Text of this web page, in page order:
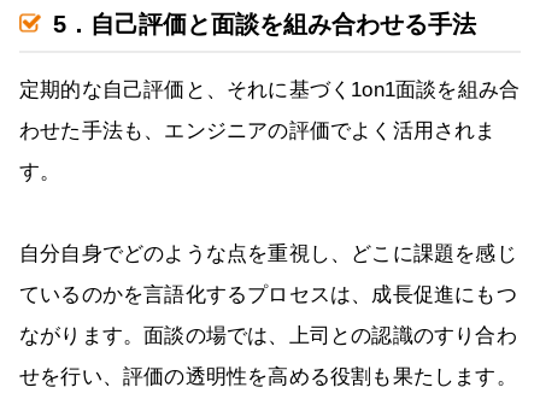
5．自己評価と面談を組み合わせる手法
定期的な自己評価と、それに基づく1on1面談を組み合
わせた手法も、エンジニアの評価でよく活用されま
す。
自分自身でどのような点を重視し、どこに課題を感じ
ているのかを言語化するプロセスは、成長促進にもつ
ながります。面談の場では、上司との認識のすり合わ
せを行い、評価の透明性を高める役割も果たします。